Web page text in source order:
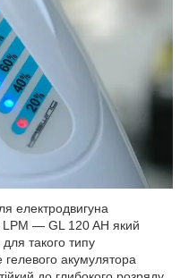
електродвигуна
LPM ― GL 120 AH який
такого типу
акумулятора